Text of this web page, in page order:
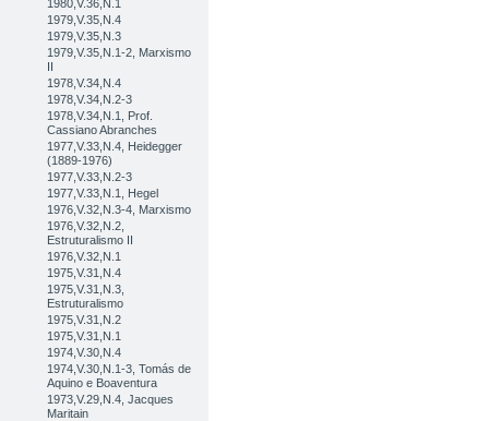
1980,V.36,N.1
1979,V.35,N.4
1979,V.35,N.3
1979,V.35,N.1-2, Marxismo
II
1978,V.34,N.4
1978,V.34,N.2-3
1978,V.34,N.1, Prof.
Cassiano Abranches
1977,V.33,N.4, Heidegger
(1889-1976)
1977,V.33,N.2-3
1977,V.33,N.1, Hegel
1976,V.32,N.3-4, Marxismo
1976,V.32,N.2,
Estruturalismo II
1976,V.32,N.1
1975,V.31,N.4
1975,V.31,N.3,
Estruturalismo
1975,V.31,N.2
1975,V.31,N.1
1974,V.30,N.4
1974,V.30,N.1-3, Tomás de
Aquino e Boaventura
1973,V.29,N.4, Jacques
Maritain